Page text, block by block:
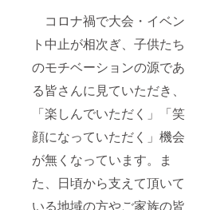
コロナ禍で大会・イベン
ト中止が相次ぎ、子供たち
のモチベーションの源であ
る皆さんに見ていただき、
「楽しんでいただく」「笑
顔になっていただく」機会
が無くなっています。ま
た、日頃から支えて頂いて
いる地域の方やご家族の皆